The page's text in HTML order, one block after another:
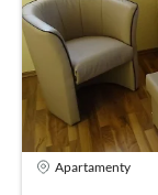
Apartamenty